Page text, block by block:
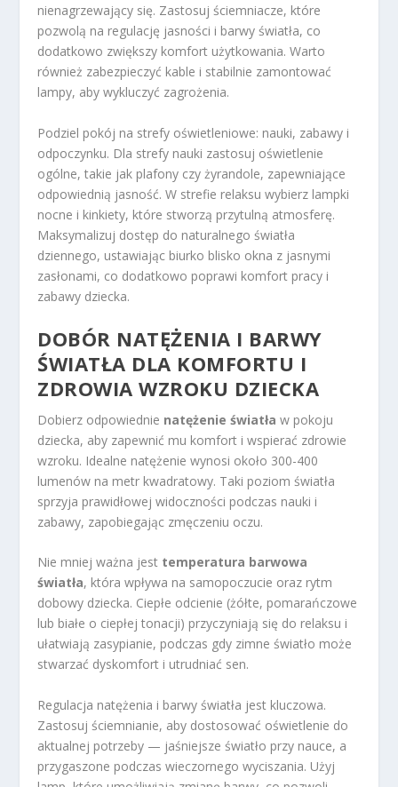
nienagrzewający się. Zastosuj ściemniacze, które
pozwolą na regulację jasności i barwy światła, co
dodatkowo zwiększy komfort użytkowania. Warto
również zabezpieczyć kable i stabilnie zamontować
lampy, aby wykluczyć zagrożenia.
Podziel pokój na strefy oświetleniowe: nauki, zabawy i
odpoczynku. Dla strefy nauki zastosuj oświetlenie
ogólne, takie jak plafony czy żyrandole, zapewniające
odpowiednią jasność. W strefie relaksu wybierz lampki
nocne i kinkiety, które stworzą przytulną atmosferę.
Maksymalizuj dostęp do naturalnego światła
dziennego, ustawiając biurko blisko okna z jasnymi
zasłonami, co dodatkowo poprawi komfort pracy i
zabawy dziecka.
DOBÓR NATĘŻENIA I BARWY
ŚWIATŁA DLA KOMFORTU I
ZDROWIA WZROKU DZIECKA
Dobierz odpowiednie natężenie światła w pokoju
dziecka, aby zapewnić mu komfort i wspierać zdrowie
wzroku. Idealne natężenie wynosi około 300-400
lumenów na metr kwadratowy. Taki poziom światła
sprzyja prawidłowej widoczności podczas nauki i
zabawy, zapobiegając zmęczeniu oczu.
Nie mniej ważna jest temperatura barwowa
światła, która wpływa na samopoczucie oraz rytm
dobowy dziecka. Ciepłe odcienie (żółte, pomarańczowe
lub białe o ciepłej tonacji) przyczyniają się do relaksu i
ułatwiają zasypianie, podczas gdy zimne światło może
stwarzać dyskomfort i utrudniać sen.
Regulacja natężenia i barwy światła jest kluczowa.
Zastosuj ściemnianie, aby dostosować oświetlenie do
aktualnej potrzeby — jaśniejsze światło przy nauce, a
przygaszone podczas wieczornego wyciszania. Użyj